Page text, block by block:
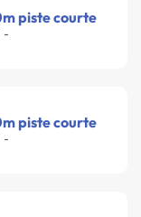
piste courte
-
piste courte
-